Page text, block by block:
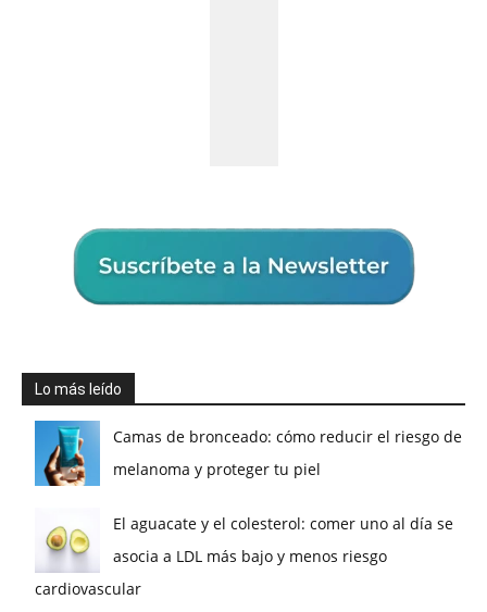
Lo más leído
Camas de bronceado: cómo reducir el riesgo de
melanoma y proteger tu piel
El aguacate y el colesterol: comer uno al día se
asocia a LDL más bajo y menos riesgo
cardiovascular